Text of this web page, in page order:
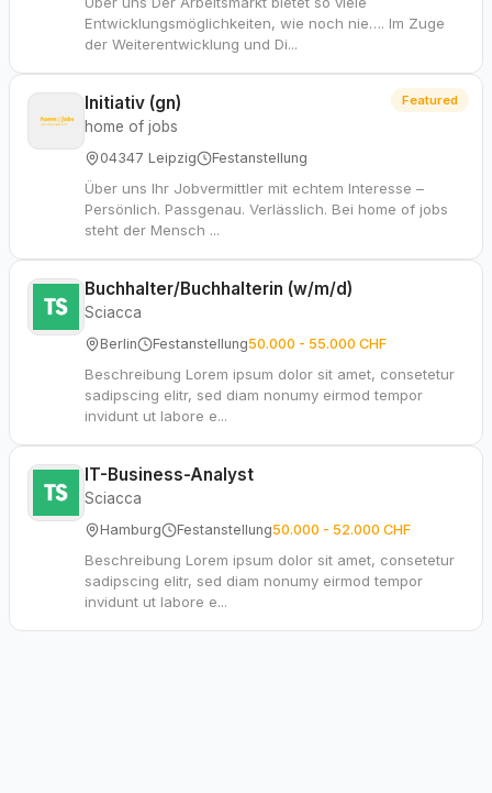
Entwicklungsmöglichkeiten, wie noch nie…. Im Zuge
der Weiterentwicklung und Di...
Initiativ (gn)
home of jobs
04347 Leipzig Festanstellung
Über uns Ihr Jobvermittler mit echtem Interesse –
Persönlich. Passgenau. Verlässlich. Bei home of jobs
steht der Mensch ...
Featured
Buchhalter/Buchhalterin (w/m/d)
Sciacca
Berlin Festanstellung50.000 - 55.000 CHF
Beschreibung Lorem ipsum dolor sit amet, consetetur
sadipscing elitr, sed diam nonumy eirmod tempor
invidunt ut labore e...
IT-Business-Analyst
Sciacca
Hamburg Festanstellung50.000 - 52.000 CHF
Beschreibung Lorem ipsum dolor sit amet, consetetur
sadipscing elitr, sed diam nonumy eirmod tempor
invidunt ut labore e...